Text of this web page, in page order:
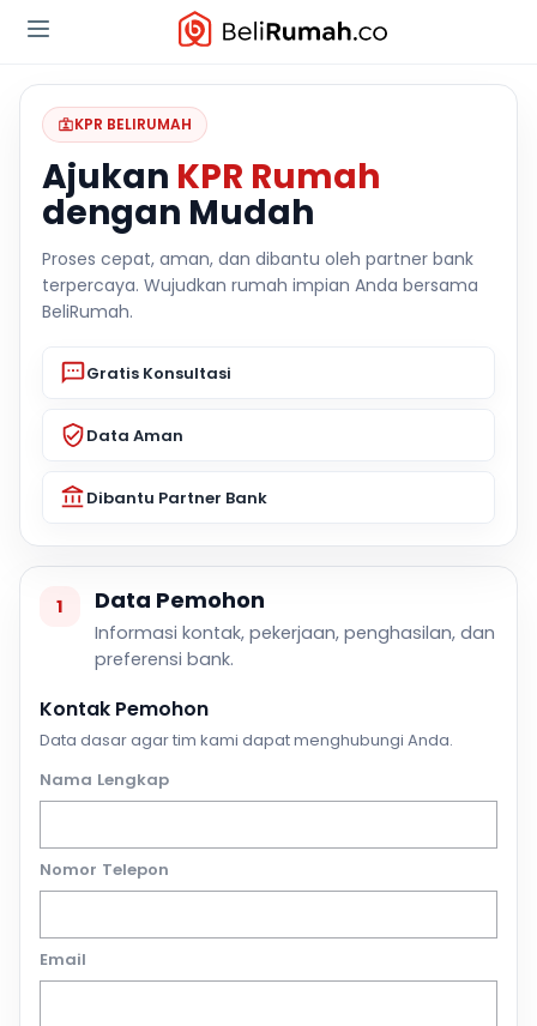
KPR BELIRUMAH
Ajukan KPR Rumah
dengan Mudah
Proses cepat, aman, dan dibantu oleh partner bank
terpercaya. Wujudkan rumah impian Anda bersama
BeliRumah.
Gratis Konsultasi
Data Aman
Dibantu Partner Bank
1 Data Pemohon
Informasi kontak, pekerjaan, penghasilan, dan
preferensi bank.
Kontak Pemohon
Data dasar agar tim kami dapat menghubungi Anda.
Nama Lengkap
Nomor Telepon
Email